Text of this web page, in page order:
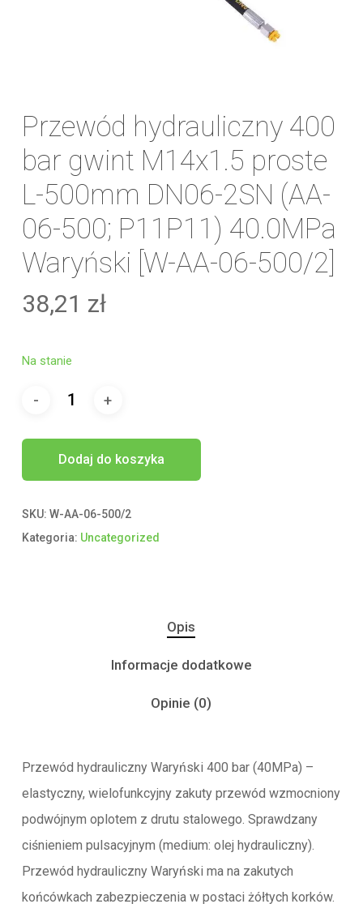
Przewód hydrauliczny 400
bar gwint M14x1.5 proste
L-500mm DN06-2SN (AA-
06-500; P11P11) 40.0MPa
Waryński [W-AA-06-500/2]
38,21 zł
Na stanie
Dodaj do koszyka
SKU: W-AA-06-500/2
Kategoria: Uncategorized
Opis
Informacje dodatkowe
Opinie (0)
Przewód hydrauliczny Waryński 400 bar (40MPa) –
elastyczny, wielofunkcyjny zakuty przewód wzmocniony
podwójnym oplotem z drutu stalowego. Sprawdzany
ciśnieniem pulsacyjnym (medium: olej hydrauliczny).
Przewód hydrauliczny Waryński ma na zakutych
końcówkach zabezpieczenia w postaci żółtych korków.